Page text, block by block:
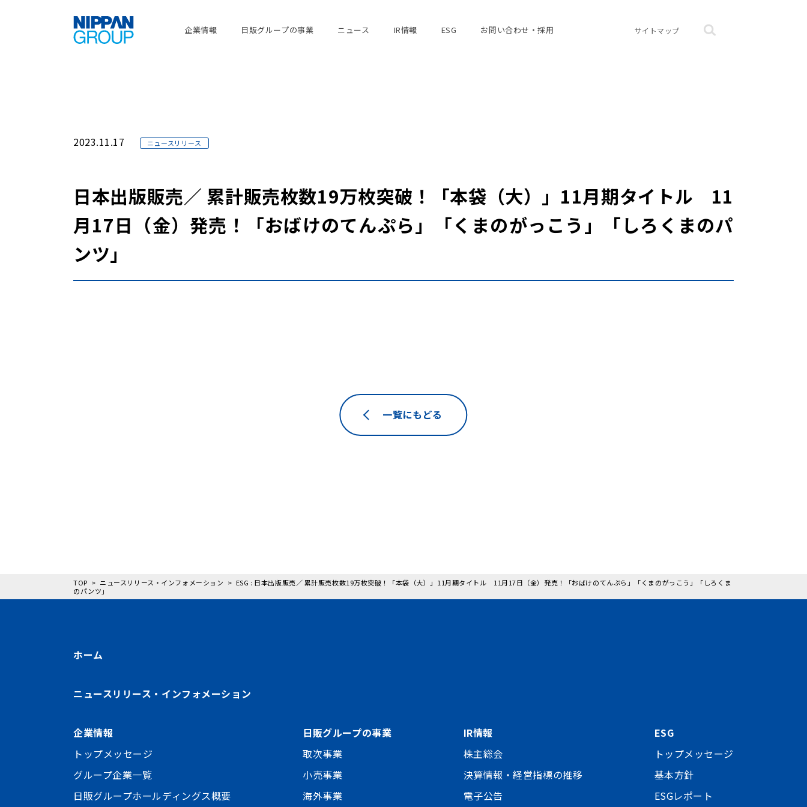
企業情報 日販グループの事業 ニュース IR情報 ESG お問い合わせ・採用 サイトマップ
2023.11.17 ニュースリリース
日本出版販売／ 累計販売枚数19万枚突破！「本袋（大）」11月期タイトル 11
月17日（金）発売！「おばけのてんぷら」「くまのがっこう」「しろくまのパ
ンツ」
一覧にもどる
TOP ニュースリリース・インフォメーション
ESG : 日本出版販売／ 累計販売枚数19万枚突破！「本袋（大）」11月期タイトル 11月17日（金）発売！「おばけのてんぷら」「くまのがっこう」「しろくま
のパンツ」
ホーム
ニュースリリース・インフォメーション
企業情報
トップメッセージ
グループ企業一覧
日販グループホールディングス概要
日販グループの事業
取次事業
小売事業
海外事業
IR情報
株主総会
決算情報・経営指標の推移
電子公告
ESG
トップメッセージ
基本方針
ESGレポート